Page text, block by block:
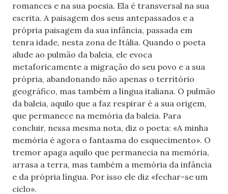
romances e na sua poesia. Ela é transversal na sua
escrita. A paisagem dos seus antepassados e a
própria paisagem da sua infância, passada em
tenra idade, nesta zona de Itália. Quando o poeta
alude ao pulmão da baleia, ele evoca
metaforicamente a migração do seu povo e a sua
própria, abandonando não apenas o território
geográfico, mas também a língua italiana. O pulmão
da baleia, aquilo que a faz respirar é a sua origem,
que permanece na memória da baleia. Para
concluir, nessa mesma nota, diz o poeta: «A minha
memória é agora o fantasma do esquecimento». O
tremor apaga aquilo que permanecia na memória,
arrasa a terra, mas também a memória da infância
e da própria língua. Por isso ele diz «fechar-se um
ciclo».